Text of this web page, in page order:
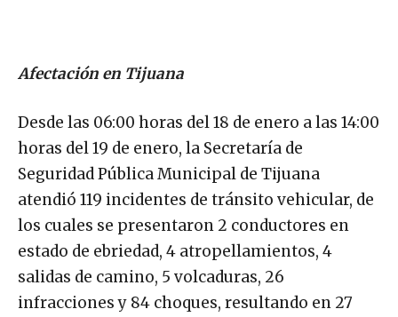
Afectación en Tijuana
Desde las 06:00 horas del 18 de enero a las 14:00
horas del 19 de enero, la Secretaría de
Seguridad Pública Municipal de Tijuana
atendió 119 incidentes de tránsito vehicular, de
los cuales se presentaron 2 conductores en
estado de ebriedad, 4 atropellamientos, 4
salidas de camino, 5 volcaduras, 26
infracciones y 84 choques, resultando en 27